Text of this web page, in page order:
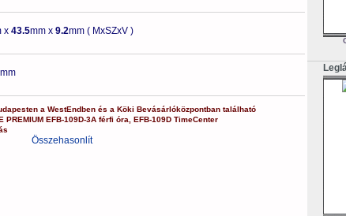
x 43.5mm x 9.2mm ( MxSZxV )
a WestEndbenés a Köki Bevásárlóközpontbantalálható
PREMIUM EFB-109D-3A férfi óra EFB-109D TimeCenter
Összehasonlít